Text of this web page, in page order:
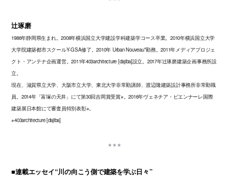
辻琢磨
1986年静岡県生まれ。2008年横浜国立大学建設学科建築学コース卒業。2010年横浜国立大学
大学院建築都市スクールY-GSA修了。2010年 Urban Nouveau*勤務。2011年メディアプロジェ
クト・アンテナ企画運営。2011年403architecture [dajiba]設立。2017年辻琢磨建築企画事務所設
立。
現在、滋賀県立大学、大阪市立大学、東北大学非常勤講師、渡辺隆建築設計事務所非常勤職
員。2014年「富塚の天井」にて第30回吉岡賞受賞※。2016年ヴェネチア・ビエンナーレ国際
建築展日本館にて審査員特別表彰※。
※403architecture [dajiba]
■連載エッセイ“川の向こう側で建築を学ぶ日々”